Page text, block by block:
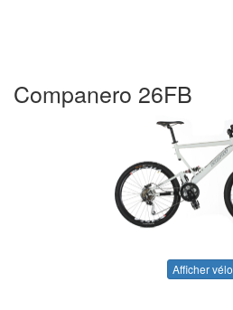
Companero 26FB
Afficher vélo